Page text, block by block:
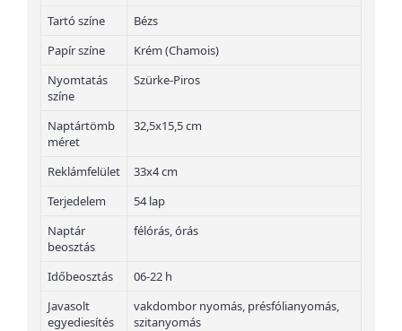
Tartó színe
Bézs
Papír színe
Krém (Chamois)
Nyomtatás
színe
Szürke-Piros
Naptártömb
méret
32,5x15,5 cm
Reklámfelület
33x4 cm
Terjedelem
54 lap
Naptár
beosztás
félórás, órás
Időbeosztás
06-22 h
Javasolt
egyediesítés
vakdombor nyomás, présfólianyomás,
szitanyomás